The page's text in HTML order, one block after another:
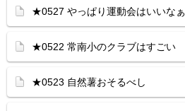
★0527 やっぱり運動会はいいなぁ
★0522 常南小のクラブはすごい
★0523 自然薯おそるべし